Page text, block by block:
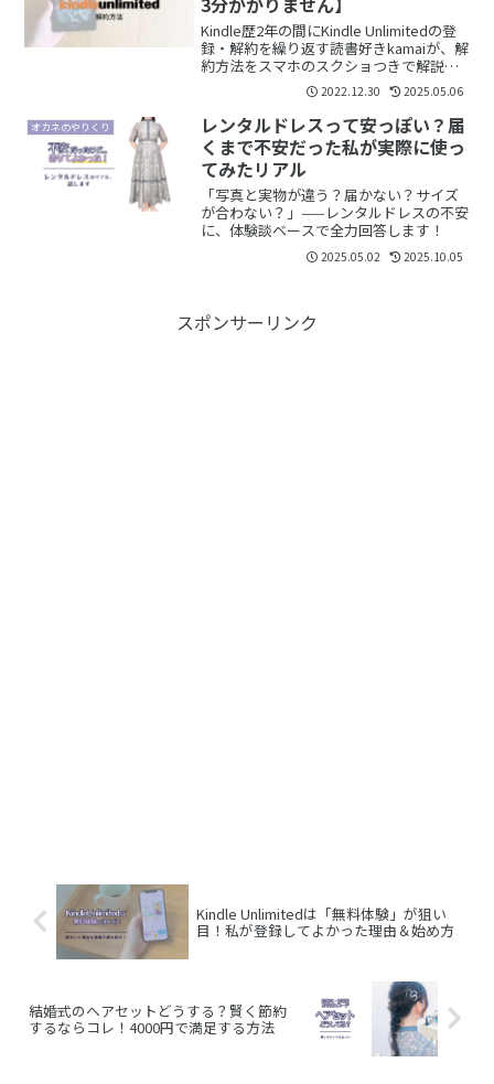
Kindle歴2年の間にKindle Unlimitedの登
録・解約を繰り返す読書好きkamaiが、解
約方法をスマホのスクショつきで解説し
ます。また、解約にあたって疑問になり
やすい解約後の確認方法やおすすめの解
約タイミングについてもまとめました。
2022.12.30 2025.05.06
オカネのやりくり
レンタルドレスって安っぽい？届
くまで不安だった私が実際に使っ
てみたリアル
「写真と実物が違う？届かない？サイズ
が合わない？」——レンタルドレスの不安
に、体験談ベースで全力回答します！
2025.05.02 2025.10.05
スポンサーリンク
Kindle Unlimitedは「無料体験」が狙い
目！私が登録してよかった理由＆始め方
結婚式のヘアセットどうする？賢く節約
するならコレ！4000円で満足する方法